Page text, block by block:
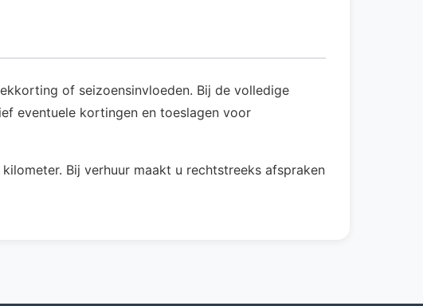
of seizoensinvloeden. Bij de volledige
eventuele kortingen en toeslagen voor
Bij verhuur maakt u rechtstreeks afspraken